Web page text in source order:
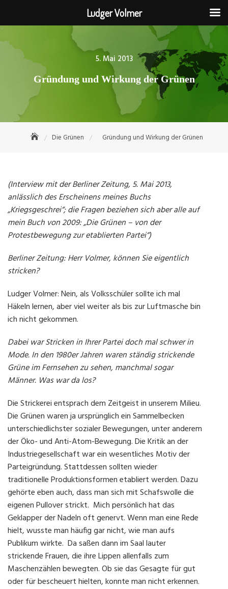
Skip
to
content
Posted
on
5. Mai 2013
Gründung und Wirkung der Grünen
Die Grünen Gründung und Wirkung der Grünen
(Interview mit der Berliner Zeitung, 5. Mai 2013,
anlässlich des Erscheinens meines Buchs
„Kriegsgeschrei“; die Fragen beziehen sich aber alle auf
mein Buch von 2009: „Die Grünen – von der
Protestbewegung zur etablierten Partei“)
Berliner Zeitung: Herr Volmer, können Sie eigentlich
stricken?
Ludger Volmer: Nein, als Volksschüler sollte ich mal
Häkeln lernen, aber viel weiter als bis zur Luftmasche bin
ich nicht gekommen.
Dabei war Stricken in Ihrer Partei doch mal schwer in
Mode. In den 1980er Jahren waren ständig strickende
Grüne im Fernsehen zu sehen, manchmal sogar
Männer. Was war da los?
Die Strickerei entsprach dem Zeitgeist in unserem Milieu.
Die Grünen waren ja ursprünglich ein Sammelbecken
unterschiedlichster sozialer Bewegungen, unter anderem
der Öko- und Anti-Atom-Bewegung. Die Kritik an der
Industriegesellschaft war ein wesentliches Motiv der
Parteigründung. Stattdessen sollten wieder
traditionelle Produktionsformen etabliert werden. Dazu
gehörte eben auch, dass man sich mit Schafswolle die
eigenen Pullover strickt. Mich persönlich hat das
Geklapper der Nadeln oft genervt. Wenn man eine Rede
hielt, wusste man häufig gar nicht, wie man aufs
Publikum wirkte. Da saßen dann im Saal lauter
strickende Frauen, die ihre Lippen allenfalls zum
Maschenzählen bewegten. Ob sie das Gesagte für gut
oder für bescheuert hielten, konnte man nicht erkennen.
Ludger Volmer